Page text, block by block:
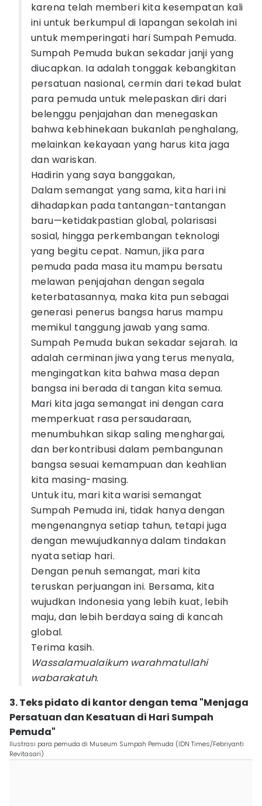
karena telah memberi kita kesempatan kali
ini untuk berkumpul di lapangan sekolah ini
untuk memperingati hari Sumpah Pemuda.
Sumpah Pemuda bukan sekadar janji yang
diucapkan. Ia adalah tonggak kebangkitan
persatuan nasional, cermin dari tekad bulat
para pemuda untuk melepaskan diri dari
belenggu penjajahan dan menegaskan
bahwa kebhinekaan bukanlah penghalang,
melainkan kekayaan yang harus kita jaga
dan wariskan.
Hadirin yang saya banggakan,
Dalam semangat yang sama, kita hari ini
dihadapkan pada tantangan-tantangan
baru—ketidakpastian global, polarisasi
sosial, hingga perkembangan teknologi
yang begitu cepat. Namun, jika para
pemuda pada masa itu mampu bersatu
melawan penjajahan dengan segala
keterbatasannya, maka kita pun sebagai
generasi penerus bangsa harus mampu
memikul tanggung jawab yang sama.
Sumpah Pemuda bukan sekadar sejarah. Ia
adalah cerminan jiwa yang terus menyala,
mengingatkan kita bahwa masa depan
bangsa ini berada di tangan kita semua.
Mari kita jaga semangat ini dengan cara
memperkuat rasa persaudaraan,
menumbuhkan sikap saling menghargai,
dan berkontribusi dalam pembangunan
bangsa sesuai kemampuan dan keahlian
kita masing-masing.
Untuk itu, mari kita warisi semangat
Sumpah Pemuda ini, tidak hanya dengan
mengenangnya setiap tahun, tetapi juga
dengan mewujudkannya dalam tindakan
nyata setiap hari.
Dengan penuh semangat, mari kita
teruskan perjuangan ini. Bersama, kita
wujudkan Indonesia yang lebih kuat, lebih
maju, dan lebih berdaya saing di kancah
global.
Terima kasih.
Wassalamualaikum warahmatullahi
wabarakatuh.
3. Teks pidato di kantor dengan tema "Menjaga
Persatuan dan Kesatuan di Hari Sumpah
Pemuda"
Ilustrasi para pemuda di Museum Sumpah Pemuda (IDN Times/Febriyanti
Revitasari)